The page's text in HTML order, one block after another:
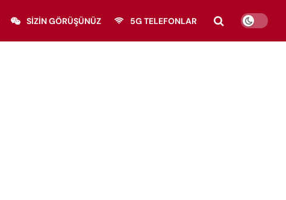
SIZIN GÖRÜŞÜNÜZ 5G TELEFONLAR